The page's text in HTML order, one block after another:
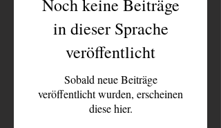
Noch keine Beiträge
in dieser Sprache
veröffentlicht
Sobald neue Beiträge
veröffentlicht wurden, erscheinen
diese hier.